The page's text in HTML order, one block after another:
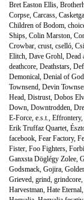
Bret Easton Ellis,
Corpse, Carcass,
Children of Bodom,
Ships, Colin Marston,
Crowbar, crust, cselló,
Elitch, Dave Grohl, Dead
deathcore, Deathstars,
Demonical, Denial of God
Townsend, Devin
Head, Distrust, Dobos
Down, Downtrodden,
E-Force, e.s.t., Effrontery,
Erik Truffaz Quartet,
facebook, Fear Factory,
Fister, Foo Fighters,
Ganxsta Döglégy Zolee,
Godsmack, Gojira,
Grieved, grind, grindcore,
Harvestman, Hate Eternal,